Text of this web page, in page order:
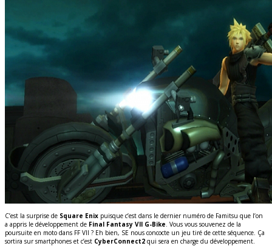
C’est la surprise de Square Enix puisque c’est dans le dernier numéro de Famitsu que l’on
a appris le développement de Final Fantasy VII G-Bike. Vous vous souvenez de la
poursuite en moto dans FF VII ? Eh bien, SE nous concocte un jeu tiré de cette séquence. Ça
sortira sur smartphones et c’est CyberConnect2 qui sera en charge du développement.